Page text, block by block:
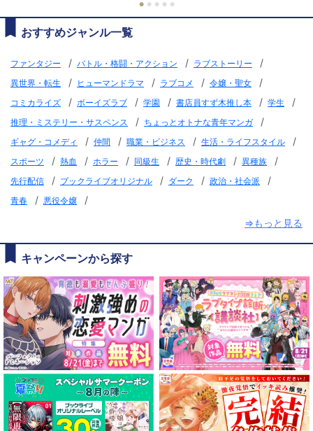
● ● ● ● ●
おすすめジャンル一覧
ファンタジー / バトル・格闘・アクション / ラブストーリー /
異世界・転生 / ヒューマンドラマ / ラブコメ / 令嬢・聖女 /
コミカライズ / ボーイズラブ / 学園 / 書店員すず木推し本 / 学生 /
推理・ミステリー・サスペンス / ちょっとオトナな青年マンガ /
ギャグ・コメディ / 仲間 / 職業・ビジネス / 生活・ライフスタイル /
スポーツ / 熱血 / ホラー / 同級生 / 歴史・時代劇 / 異種族 /
先行配信 / ブックライブオリジナル / ダーク / 政治・社会派 /
青春 / 悪役令嬢
/
⇒もっと見る
キャンペーンから探す